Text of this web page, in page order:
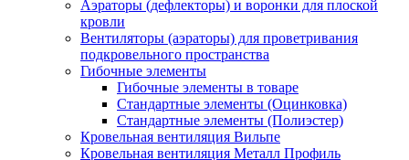
Аэраторы (дефлекторы) и воронки для плоской
кровли
Вентиляторы (аэраторы) для проветривания
подкровельного пространства
Гибочные элементы
Гибочные элементы в товаре
Стандартные элементы (Оцинковка)
Стандартные элементы (Полиэстер)
Кровельная вентиляция Вильпе
Кровельная вентиляция Металл Профиль